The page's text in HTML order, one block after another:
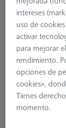
M3 XXT, DK1
626113-0129-025
intereses
uso de
activar
para mejorar
rendimiento.
opciones de
cookies»,
Tienes
momento.